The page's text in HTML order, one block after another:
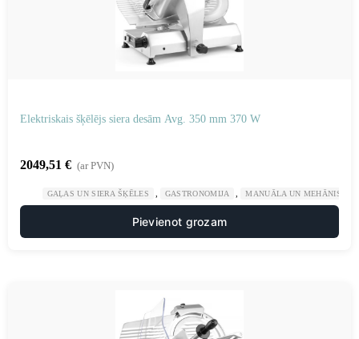
Elektriskais šķēlējs siera desām Avg. 350 mm 370 W
2049,51 € (ar PVN)
GAĻAS UN SIERA ŠĶĒLES GASTRONOMIJA MANUĀLA UN MEHĀNISKA
Pievienot grozam